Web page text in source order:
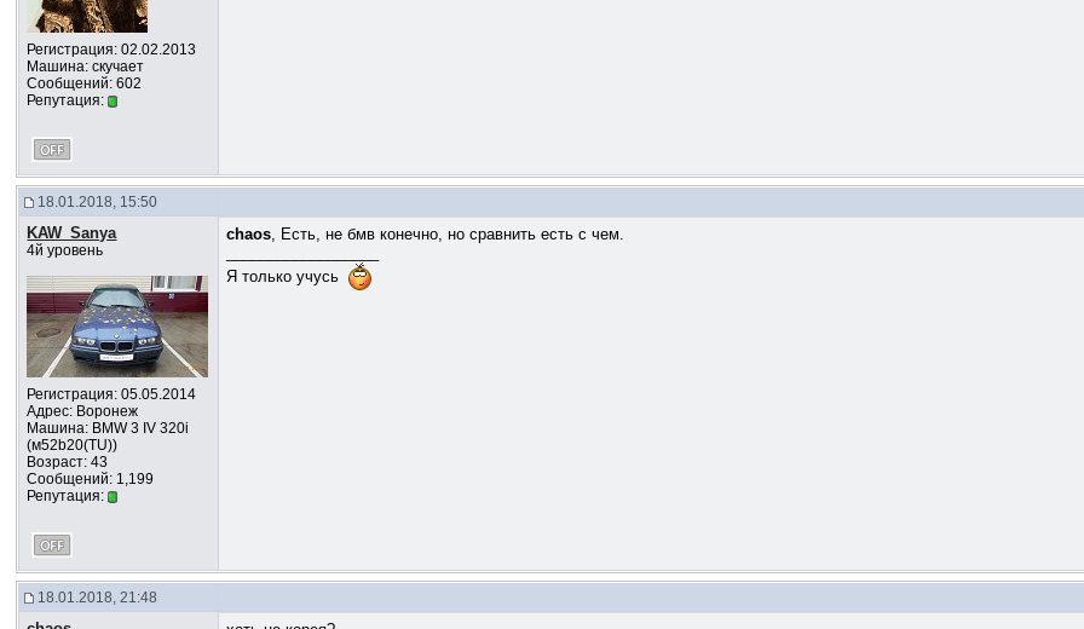
Регистрация: 02.02.2013
Машина: скучает
Сообщений: 602
Репутация:
18.01.2018, 15:50
KAW_Sanya
4й уровень
Регистрация: 05.05.2014
Адрес: Воронеж
Машина: BMW 3 IV 320i
(м52b20(TU))
Возраст: 43
Сообщений: 1,199
Репутация:
chaos, Есть, не бмв конечно, но сравнить есть с чем.
Я только учусь
18.01.2018, 21:48